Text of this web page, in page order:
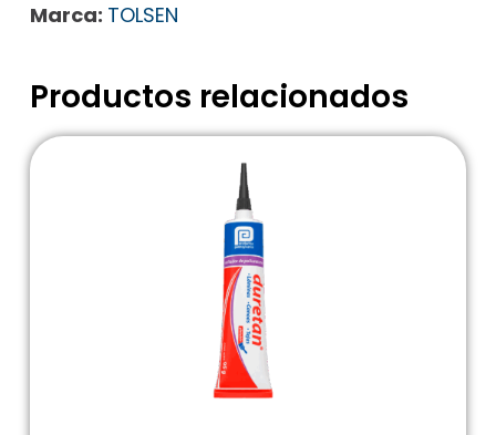
Marca: TOLSEN
Productos relacionados